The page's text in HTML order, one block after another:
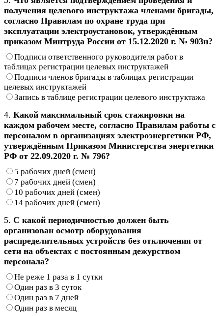
получения целевого инструктажа членами бригады,
согласно Правилам по охране труда при
эксплуатации электроустановок, утверждённым
приказом Минтруда России от 15.12.2020 г. № 903н?
Подписи ответственного руководителя работ в
таблицах регистрации целевых инструктажей
Подписи членов бригады в таблицах регистрации
целевых инструктажей
Запись в таблице регистрации целевого инструктажа
4. Какой максимальный срок стажировки на
каждом рабочем месте, согласно Правилам работы с
персоналом в организациях электроэнергетики РФ,
утверждённым Приказом Министерства энергетики
РФ от 22.09.2020 г. № 796?
5 рабочих дней (смен)
7 рабочих дней (смен)
10 рабочих дней (смен)
14 рабочих дней (смен)
5. С какой периодичностью должен быть
организован осмотр оборудования
распределительных устройств без отключения от
сети на объектах с постоянным дежурством
персонала?
Не реже 1 раза в 1 сутки
Один раз в 3 суток
Один раз в 7 дней
Один раз в месяц